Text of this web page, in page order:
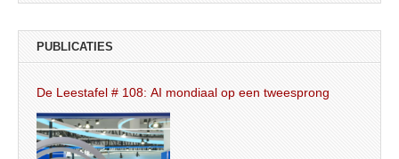
PUBLICATIES
De Leestafel # 108: AI mondiaal op een tweesprong